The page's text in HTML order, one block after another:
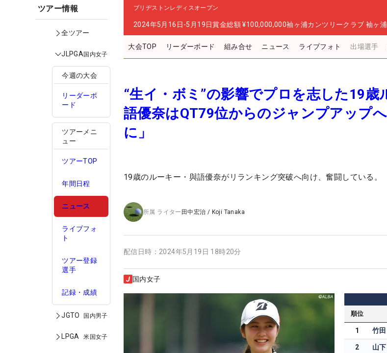
ツアー情報
全ツアー
JLPGA国内女子
今週の大会
リーダーボ
ード
ツアーメニ
ュー
ツアーTOP
年間日程
ニュース
ライブフォ
ト
ツアー登録
選手
記録・成績
JGTO 国内男子
LPGA 米国女子
ブリヂストンレディスオープン
2024年5月16日-5月19日賞金総額 ¥100,000,000袖ヶ浦カンツリークラブ 袖ヶ
大会TOP リーダーボード 組み合せ ニュース ライブフォト 出場選手
“生イ・ボミ”の影響でプロを志した19
語優奈はQT79位からのジャンプアップ
に」
19歳のルーキー・與語優奈がリランキング突破へ向け、奮闘している。
所属 ライター 田中宏治 / Koji Tanaka
配信日時： 2024年5月19日 18時20分
国内女子
順位
1 竹
2 山